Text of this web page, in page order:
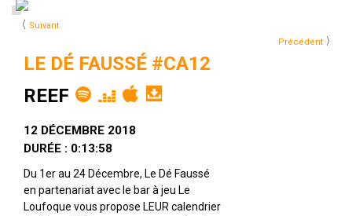
〈 Suivant
Précédent 〉
LE DÉ FAUSSÉ #CA12
REEF
12 DÉCEMBRE 2018
DURÉE : 0:13:58
Du 1er au 24 Décembre, Le Dé Faussé
en partenariat avec le bar à jeu Le
Loufoque vous propose LEUR calendrier